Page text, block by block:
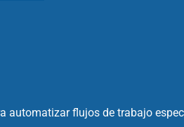
automatizar flujos de trabajo